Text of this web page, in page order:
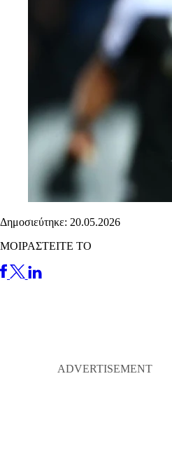
Δημοσιεύτηκε: 20.05.2026
ΜΟΙΡΑΣΤΕΙΤΕ ΤΟ